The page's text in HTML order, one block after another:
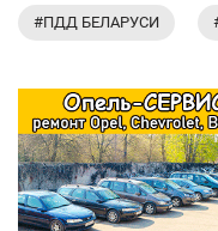
#ПДД БЕЛАРУСИ